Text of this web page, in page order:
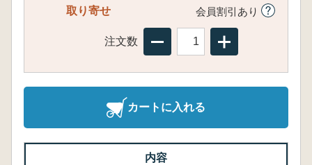
取り寄せ 会員割引あり
注文数
カートに入れる
内容